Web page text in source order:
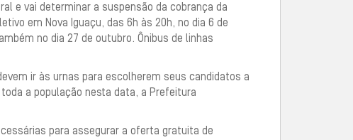
e vai determinar a suspensão da cobrança da
em Nova Iguaçu, das 6h às 20h, no dia 6 de
no dia 27 de outubro. Ônibus de linhas
ir às urnas para escolherem seus candidatos a
a população nesta data, a Prefeitura
para assegurar a oferta gratuita de